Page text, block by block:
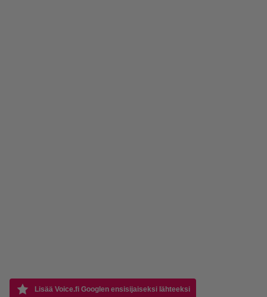
Lisää Voice.fi Googlen ensisijaiseksi lähteeksi